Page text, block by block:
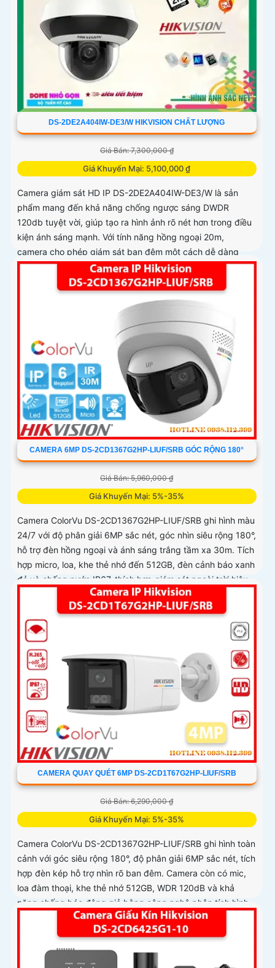
DS-2DE2A404IW-DE3/W HIKVISION CHẤT LƯỢNG
Giá Bán: 7,300,000 ₫
Giá Khuyến Mại: 5,100,000 ₫
Camera giám sát HD IP DS-2DE2A404IW-DE3/W là sản
phẩm mang đến khả năng chống ngược sáng DWDR
120db tuyệt vời, giúp tạo ra hình ảnh rõ nét hơn trong điều
kiện ánh sáng mạnh. Với tính năng hồng ngoại 20m,
camera cho phép giám sát ban đêm một cách dễ dàng
CAMERA 6MP DS-2CD1367G2HP-LIUF/SRB GÓC RỘNG 180°
Giá Bán: 5,960,000 ₫
Giá Khuyến Mại: 5%-35%
Camera ColorVu DS-2CD1367G2HP-LIUF/SRB ghi hình màu
24/7 với độ phân giải 6MP sắc nét, góc nhìn siêu rộng 180°,
hỗ trợ đèn hồng ngoại và ánh sáng trắng tầm xa 30m. Tích
hợp micro, loa, khe thẻ nhớ đến 512GB, đèn cảnh báo xanh
đỏ và chống nước IP67, thích hợp giám sát ngoài trời hiệu
CAMERA QUAY QUÉT 6MP DS-2CD1T67G2HP-LIUF/SRB
Giá Bán: 6,290,000 ₫
Giá Khuyến Mại: 5%-35%
Camera ColorVu DS-2CD1367G2HP-LIUF/SRB ghi hình toàn
cảnh với góc siêu rộng 180°, độ phân giải 6MP sắc nét, tích
hợp đèn kép hỗ trợ nhìn rõ ban đêm. Camera còn có mic,
loa đàm thoại, khe thẻ nhớ 512GB, WDR 120dB và khả
năng chống báo động giả bằng công nghệ phân tích hình
ảnh thông minh